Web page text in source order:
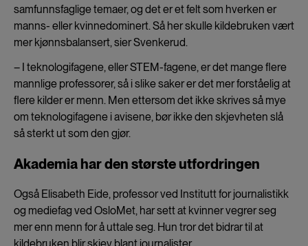
samfunnsfaglige temaer, og det er et felt som hverken er
manns- eller kvinnedominert. Så her skulle kildebruken vært
mer kjønnsbalansert, sier Svenkerud.
– I teknologifagene, eller STEM-fagene, er det mange flere
mannlige professorer, så i slike saker er det mer forståelig at
flere kilder er menn. Men ettersom det ikke skrives så mye
om teknologifagene i avisene, bør ikke den skjevheten slå
så sterkt ut som den gjør.
Akademia har den største utfordringen
Også Elisabeth Eide, professor ved Institutt for journalistikk
og mediefag ved OsloMet, har sett at kvinner vegrer seg
mer enn menn for å uttale seg. Hun tror det bidrar til at